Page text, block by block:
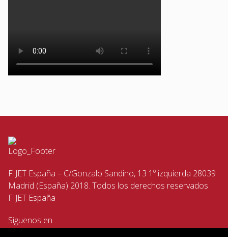
FIJET España – C/Gonzalo Sandino, 13 1º izquierda 28039
Madrid (España) 2018. Todos los derechos reservados
FIJET España
Siguenos en